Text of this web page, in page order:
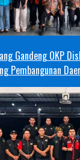
Gandeng OKP
Pembangunan